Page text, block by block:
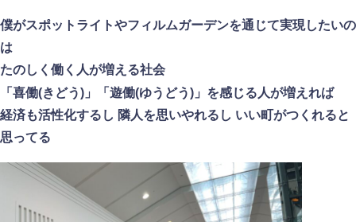
僕がスポットライトやフィルムガーデンを通じて実現したいの
は
たのしく働く人が増える社会
「喜働(きどう)」「遊働(ゆうどう)」を感じる人が増えれば
経済も活性化するし 隣人を思いやれるし いい町がつくれると
思ってる